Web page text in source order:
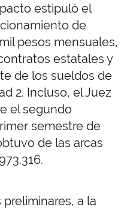
estipuló el
de
pesos mensuales,
estatales y
de los sueldos de
2. Incluso, el Juez
el segundo
semestre de
de las arcas
a la